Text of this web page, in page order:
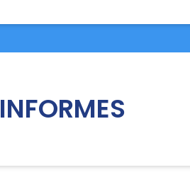
INFORMES